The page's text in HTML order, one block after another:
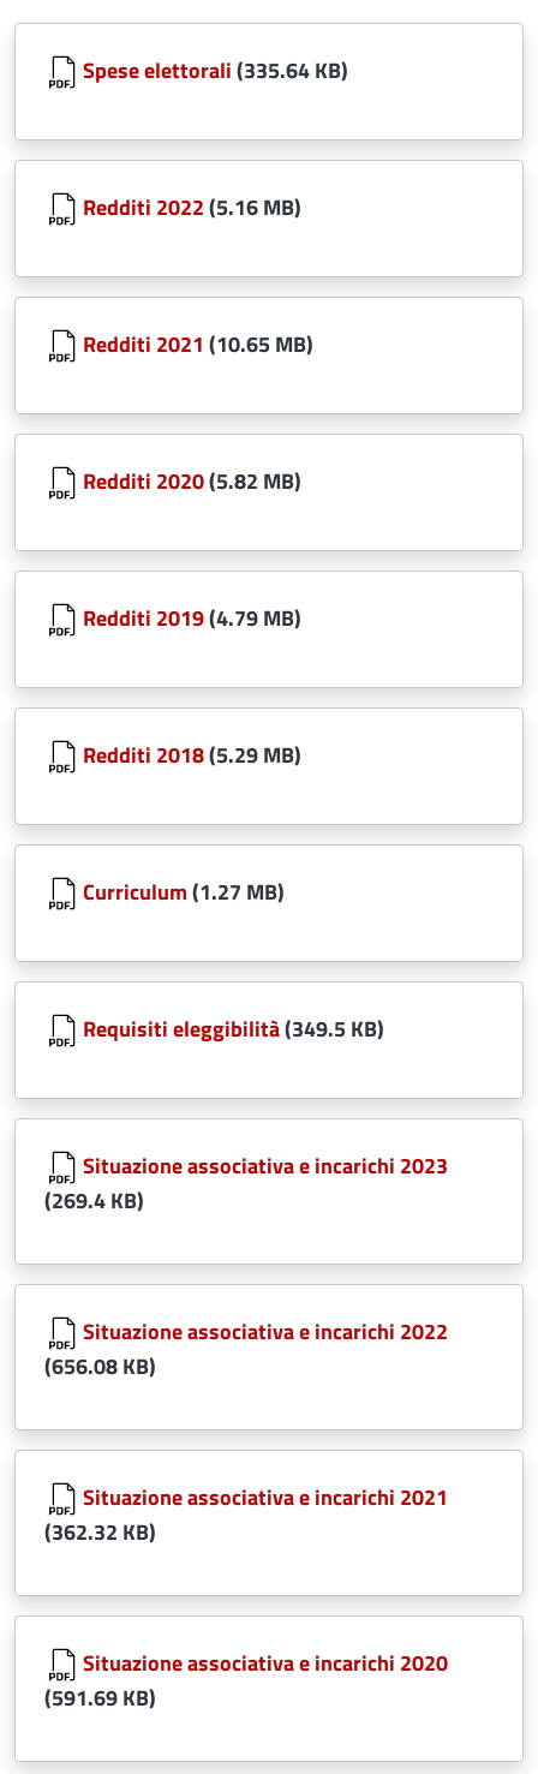
Document
Spese elettorali(335.64 KB)
Document
Redditi 2022(5.16 MB)
Document
Redditi 2021 (10.65 MB)
Document
Redditi 2020(5.82 MB)
Document
Redditi 2019(4.79 MB)
Document
Redditi 2018(5.29 MB)
Document
Curriculum(1.27 MB)
Document
Requisiti eleggibilità(349.5 KB)
Document
Situazione associativa e incarichi 2023
(269.4 KB)
Document
Situazione associativa e incarichi 2022
(656.08 KB)
Document
Situazione associativa e incarichi 2021
(362.32 KB)
Document
Situazione associativa e incarichi 2020
(591.69 KB)